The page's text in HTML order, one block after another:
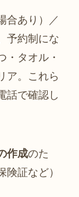
合あり）／
予約制にな
・タオル・
ア。これら
話で確認し
作成のた
証など）